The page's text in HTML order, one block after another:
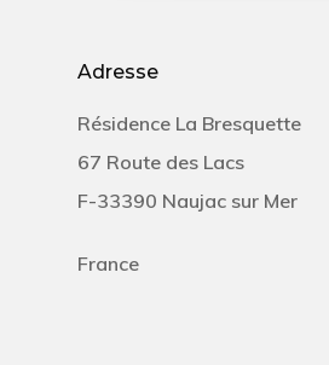
Adresse
Résidence La Bresquette
67 Route des Lacs
F-33390 Naujac sur Mer
France